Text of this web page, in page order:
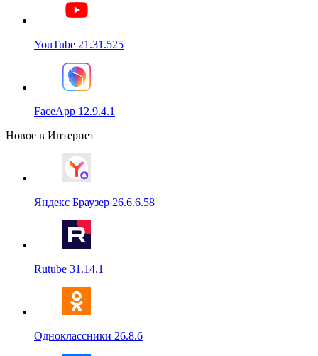
YouTube 21.31.525
FaceApp 12.9.4.1
Новое в Интернет
Яндекс Браузер 26.6.6.58
Rutube 31.14.1
Одноклассники 26.8.6